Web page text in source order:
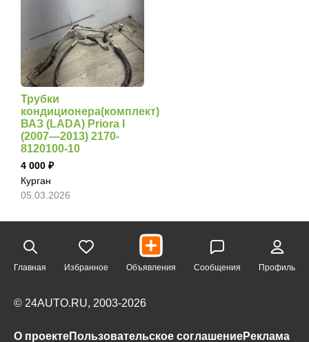
Трубки
кондиционера(комплект)
ВАЗ (LADA) Priora I
(2007—2013) 2170-
8120100-10
4 000
Курган
05.03.2026
Главная Избранное Объявления Сообщения Профиль
© 24AUTO.RU, 2003-2026
О проектеПользовательское соглашениеРеклама